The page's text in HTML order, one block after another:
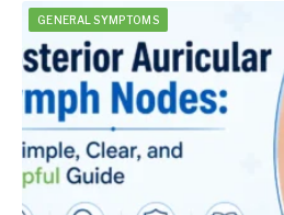
GENERAL SYMPTOMS